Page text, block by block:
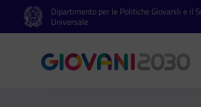
Vai al contenuto principale
Vai al footerDipartimento per le Politiche Giovanili e il
Universale